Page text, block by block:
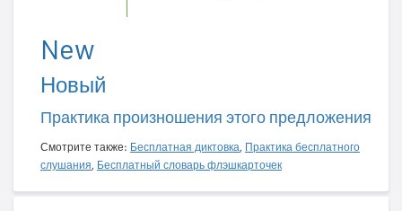
New
Новый
Практика произношения этого предложения
Смотрите также: Бесплатная диктовка, Практика бесплатного
слушания, Бесплатный словарь флэшкарточек